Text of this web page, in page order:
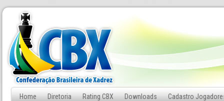
Home Diretoria Rating CBX Downloads Cadastro